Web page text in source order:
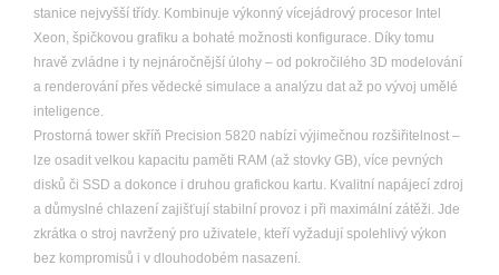
stanice nejvyšší třídy. Kombinuje výkonný vícejádrový procesor Intel
Xeon, špičkovou grafiku a bohaté možnosti konfigurace. Díky tomu
hravě zvládne i ty nejnáročnější úlohy – od pokročilého 3D modelování
a renderování přes vědecké simulace a analýzu dat až po vývoj umělé
inteligence.
Prostorná tower skříň Precision 5820 nabízí výjimečnou rozšiřitelnost –
lze osadit velkou kapacitu paměti RAM (až stovky GB), více pevných
disků či SSD a dokonce i druhou grafickou kartu. Kvalitní napájecí zdroj
a důmyslné chlazení zajišťují stabilní provoz i při maximální zátěži. Jde
zkrátka o stroj navržený pro uživatele, kteří vyžadují spolehlivý výkon
bez kompromisů i v dlouhodobém nasazení.